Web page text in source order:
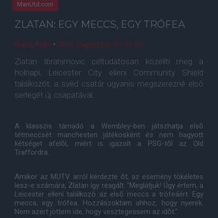
ManUtd.com
ZLATAN: EGY MECCS, EGY TRÓFEA
Balog Attila • 2016. augusztus. 06. 13:10
Zlatan Ibrahimovic céltudatosan közelíti meg a
holnapi, Leicester City elleni Community Shield
találkozót, a svéd csatár ugyanis megszerezné elsõ
serlegét új csapatával.
A klasszis támadó a Wembley-ben játszhatja elsõ
tétmeccsét manchesteri játékosként és nem hagyott
kétséget afelõl, miért is igazolt a PSG-tõl az Old
Traffordra.
Amikor az MUTV arról kérdezte õt, az esemény tökéletes
lesz-e számára, Zlatan így reagált: "Meglátjuk! Úgy értem, a
Leicester elleni találkozó az elsõ meccs a trófeáért. Egy
meccs, egy trófea. Hozzászoktam ahhoz, hogy nyerek.
Nem azért jöttem ide, hogy vesztegessem az idõt."